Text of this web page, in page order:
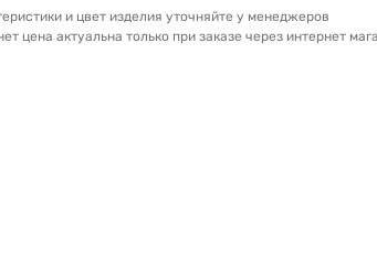
и цвет изделия уточняйте у менеджеров
цена актуальна только при заказе через интернет